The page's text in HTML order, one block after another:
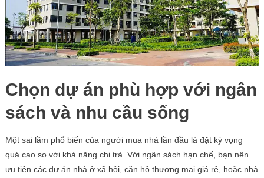
Chọn dự án phù hợp với ngân
sách và nhu cầu sống
Một sai lầm phổ biến của người mua nhà lần đầu là đặt kỳ vọng
quá cao so với khả năng chi trả. Với ngân sách hạn chế, bạn nên
ưu tiên các dự án nhà ở xã hội, căn hộ thương mại giá rẻ, hoặc nhà